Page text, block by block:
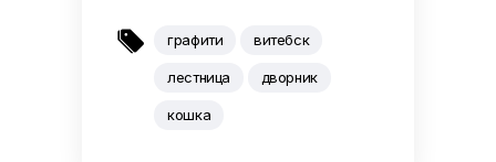
 графити витебск
лестница дворник
кошка